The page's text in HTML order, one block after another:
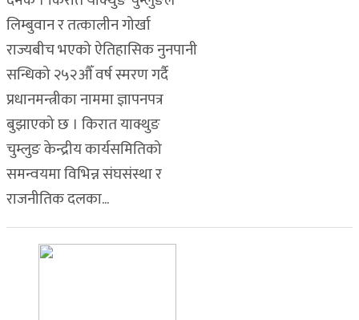
लिम्बुवान र तत्कालीन गोर्खा
राज्यबीच भएको ऐतिहासिक नुनपानी
सन्धिको २५२औँ वर्ष स्मरण गर्दै
प्रधानमन्त्रीका नाममा ज्ञापनपत्र
बुझाएको छ । किरात याक्थुङ
चुम्लुङ केन्द्रीय कार्यसमितिको
समन्वयमा विभिन्न संघसंस्था र
राजनीतिक दलका...